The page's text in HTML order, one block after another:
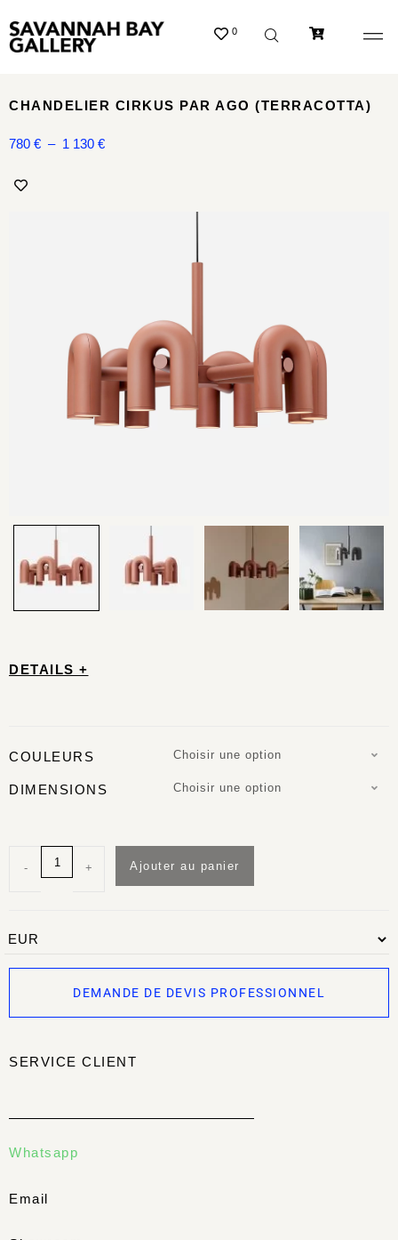
0
DETAILS +
COULEURS Choisir une option
DIMENSIONS Choisir une option
- + Ajouter au panier
DEMANDE DE DEVIS PROFESSIONNEL
SERVICE CLIENT
Whatsapp
Email
CHANDELIER CIRKUS PAR AGO (TERRACOTTA)
780 € – 1 130 €